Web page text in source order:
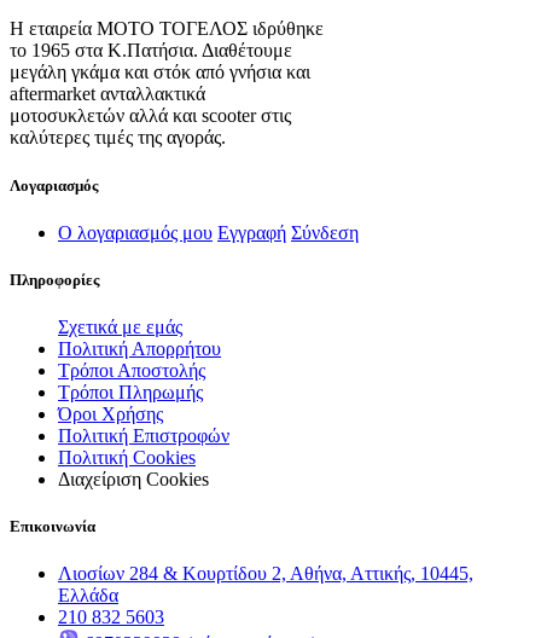
Η εταιρεία ΜΟΤΟ ΤΟΓΕΛΟΣ ιδρύθηκε
το 1965 στα Κ.Πατήσια. Διαθέτουμε
μεγάλη γκάμα και στόκ από γνήσια και
aftermarket ανταλλακτικά
μοτοσυκλετών αλλά και scooter στις
καλύτερες τιμές της αγοράς.
Λογαριασμός
Ο λογαριασμός μου Εγγραφή Σύνδεση
Πληροφορίες
Σχετικά με εμάς
Πολιτική Απορρήτου
Τρόποι Αποστολής
Τρόποι Πληρωμής
Όροι Χρήσης
Πολιτική Επιστροφών
Πολιτική Cookies
Διαχείριση Cookies
Επικοινωνία
Λιοσίων 284 & Κουρτίδου 2, Αθήνα, Αττικής, 10445,
Ελλάδα
210 832 5603